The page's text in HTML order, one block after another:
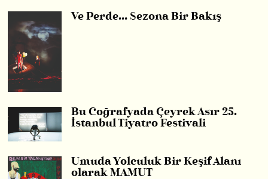
Ve Perde… Sezona Bir Bakış
Bu Coğrafyada Çeyrek Asır 25.
İstanbul Tiyatro Festivali
Umuda Yolculuk Bir Keşif Alanı
olarak MAMUT